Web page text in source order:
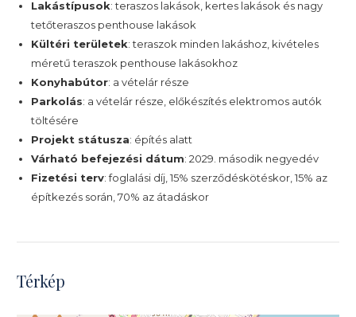
Lakástípusok: teraszos lakások, kertes lakások és nagy
tetőteraszos penthouse lakások
Kültéri területek: teraszok minden lakáshoz, kivételes
méretű teraszok penthouse lakásokhoz
Konyhabútor: a vételár része
Parkolás: a vételár része, előkészítés elektromos autók
töltésére
Projekt státusza: építés alatt
Várható befejezési dátum: 2029. második negyedév
Fizetési terv: foglalási díj, 15% szerződéskötéskor, 15% az
építkezés során, 70% az átadáskor
Térkép